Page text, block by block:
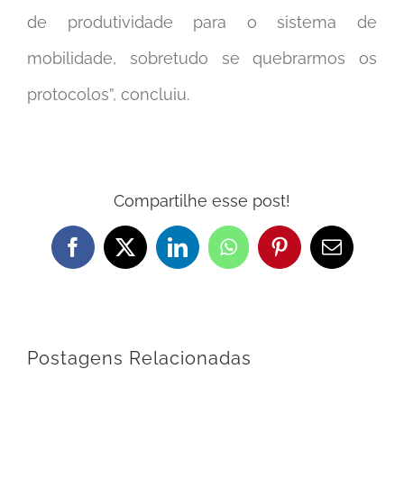
de produtividade para o sistema de
mobilidade, sobretudo se quebrarmos os
protocolos”, concluiu.
Compartilhe esse post!
Facebook
X LinkedInWhatsApp
Pinterest
E-
mail
Postagens Relacionadas